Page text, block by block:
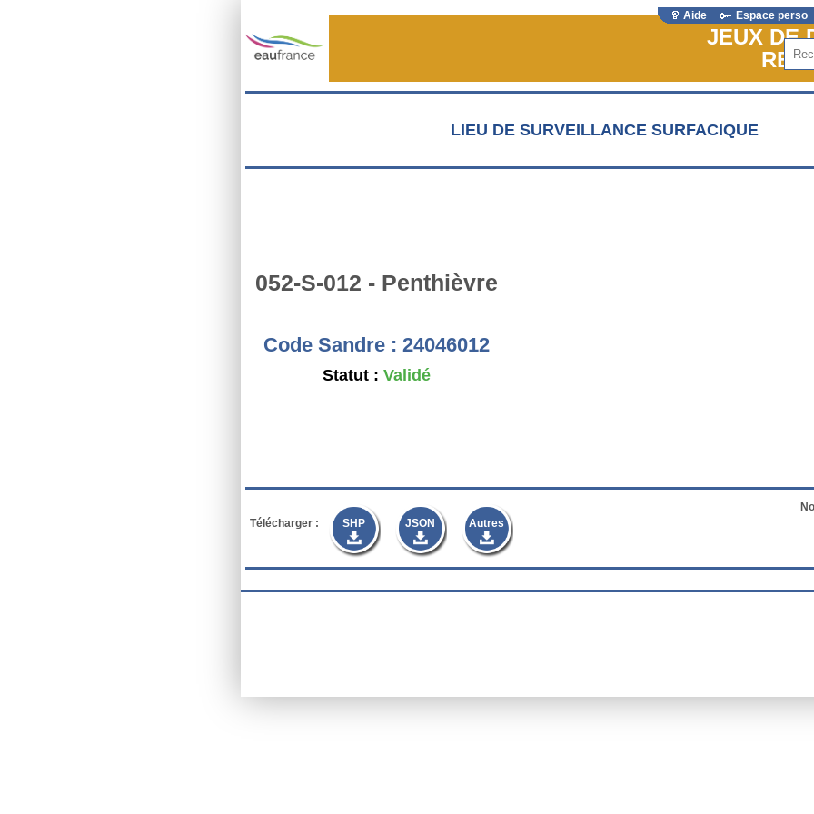
Aide Espace perso
JEUX DE
LIEU DE SURVEILLANCE SURFACIQUE
052-S-012 - Penthièvre
Code Sandre : 24046012
Statut :Validé
Télécharger : SHP JSON Autres